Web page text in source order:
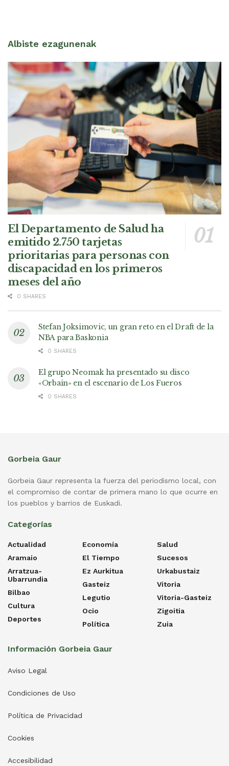
Albiste ezagunenak
El Departamento de Salud ha
emitido 2.750 tarjetas
prioritarias para personas con
discapacidad en los primeros
meses del año
0 SHARES
Stefan Joksimovic, un gran reto en el Draft de la
NBA para Baskonia
0 SHARES
El grupo Neomak ha presentado su disco
«Orbain» en el escenario de Los Fueros
0 SHARES
Gorbeia Gaur
Gorbeia Gaur representa la fuerza del periodismo local, con
el compromiso de contar de primera mano lo que ocurre en
los pueblos y barrios de Euskadi.
Categorías
Actualidad
Aramaio
Arratzua-
Ubarrundia
Bilbao
Cultura
Deportes
Economía
El Tiempo
Ez Aurkitua
Gasteiz
Legutio
Ocio
Política
Salud
Sucesos
Urkabustaiz
Vitoria
Vitoria-Gasteiz
Zigoitia
Zuia
Información Gorbeia Gaur
Aviso Legal
Condiciones de Uso
Política de Privacidad
Cookies
Accesibilidad